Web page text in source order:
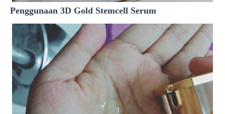
Penggunaan 3D Gold Stemcell Serum